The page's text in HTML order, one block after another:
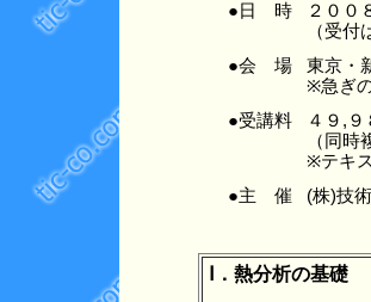
●日 時
２０
（受
●会 場
東京・
※急ぎ
●受講料
４９,
（同
※テキ
●主 催
(株)技
Ⅰ．熱分析の基礎